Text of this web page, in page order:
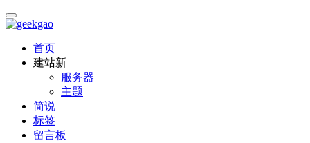
首页
建站新
服务器
主题
简说
标签
留言板